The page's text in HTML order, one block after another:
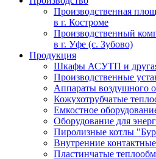
Производственная
в г. Костроме
Производственный
в г. Уфе (с. Зубово)
Продукция
Шкафы АСУТП и
Производственные
Аппараты воздушного
Кожухотрубчатые
Емкостное
Оборудование для
Пиролизные котлы
Внутренние контактные
Пластинчатые